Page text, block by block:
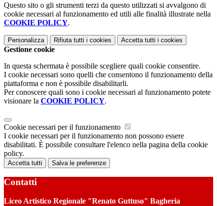
Questo sito o gli strumenti terzi da questo utilizzati si avvalgono di
cookie necessari al funzionamento ed utili alle finalità illustrate nella
COOKIE POLICY.
Personalizza Rifiuta tutti i cookies Accetta tutti i cookies
Gestione cookie
In questa schermata è possibile scegliere quali cookie consentire.
I cookie necessari sono quelli che consentono il funzionamento della
piattaforma e non è possibile disabilitarli.
Per conoscere quali sono i cookie necessari al funzionamento potete
visionare la COOKIE POLICY.
Cookie necessari per il funzionamento
I cookie necessari per il funzionamento non possono essere
disabilitati. È possibile consultare l'elenco nella pagina della cookie
policy.
Accetta tutti Salva le preferenze
Contatti
Liceo Artistico Regionale "Renato Guttuso" Bagheria